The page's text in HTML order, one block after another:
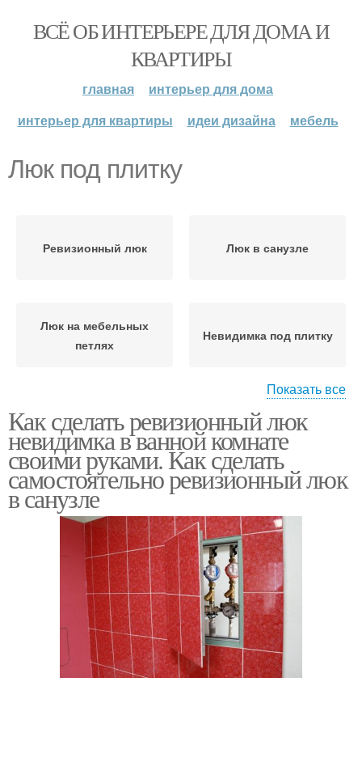
ВСЁ ОБ ИНТЕРЬЕРЕ ДЛЯ ДОМА И
КВАРТИРЫ
главная
интерьер для дома
интерьер для квартиры
идеи дизайна мебель
Люк под плитку
Ревизионный люк Люк в санузле
Люк на мебельных
петлях
Невидимка под плитку
Сантехнический люк Люк на магнитах
Люки под плитку
Люк в плитке
Показать все
Как сделать ревизионный люк
невидимка в ванной комнате
своими руками. Как сделать
самостоятельно ревизионный люк
в санузле